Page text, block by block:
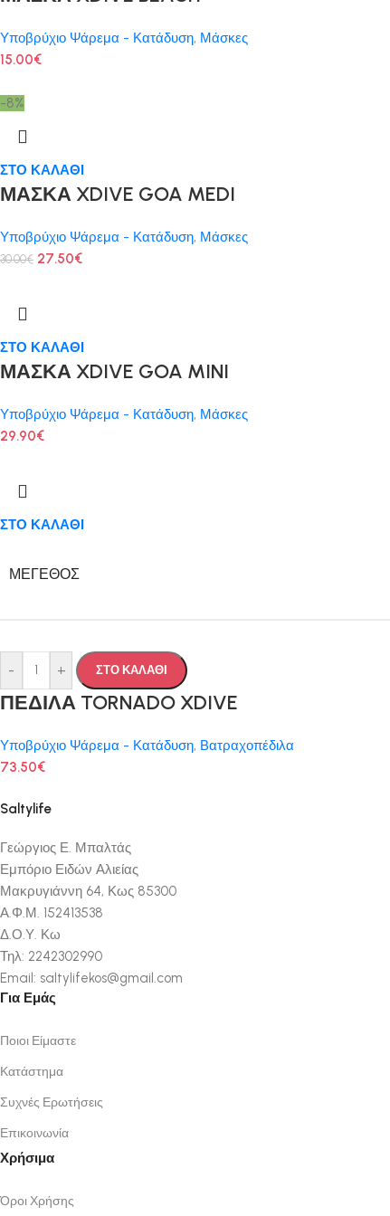
Υποβρύχιο Ψάρεμα - Κατάδυση, Μάσκες
15.00€
-8%
ΣΤΟ ΚΑΛΑΘΙ
ΜΑΣΚΑ XDIVE GOA MEDI
Υποβρύχιο Ψάρεμα - Κατάδυση, Μάσκες
30.00€ 27.50€
ΣΤΟ ΚΑΛΑΘΙ
ΜΑΣΚΑ XDIVE GOA MINI
Υποβρύχιο Ψάρεμα - Κατάδυση, Μάσκες
29.90€
ΣΤΟ ΚΑΛΑΘΙ
ΜΈΓΕΘΟΣ
- + ΣΤΟ ΚΑΛΑΘΙ
ΠΕΔΙΛΑ TORNADO XDIVE
Υποβρύχιο Ψάρεμα - Κατάδυση, Βατραχοπέδιλα
73.50€
Saltylife
Γεώργιος Ε. Μπαλτάς
Εμπόριο Ειδών Αλιείας
Μακρυγιάννη 64, Κως 85300
Α.Φ.Μ. 152413538
Δ.Ο.Υ. Κω
Τηλ: 2242302990
Email: saltylifekos@gmail.com
Για Εμάς
Ποιοι Είμαστε
Κατάστημα
Συχνές Ερωτήσεις
Επικοινωνία
Χρήσιμα
Όροι Χρήσης